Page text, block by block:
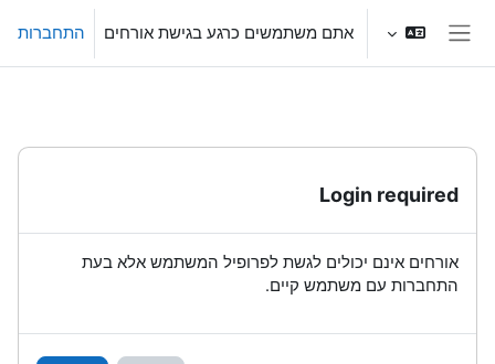
חלון סקירה צדדי
אתם משתמשים כרגע בגישת אורחים התחברות
Login required
אורחים אינם יכולים לגשת לפרופיל המשתמש אלא בעת
התחברות עם משתמש קיים.